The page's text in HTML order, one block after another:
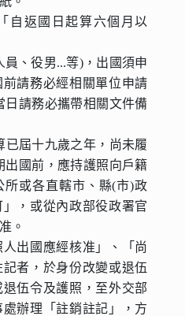
自返國日起算六個月以
、役男...等)，出國須申
請務必經相關單位申請
日請務必攜帶相關文件備
已屆十九歲之年，尚未履
出國前，應持護照向戶籍
所或各直轄市、縣(市)政
，或從內政部役政署官
。
出國應經核准」、「尚
者，於身份改變或退伍
伍令及護照，至外交部
辦理「註銷註記」，方